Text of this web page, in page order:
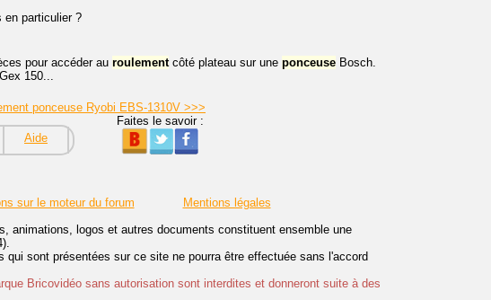
en particulier ?
pour accéder au roulement côté plateau sur une ponceuse Bosch.
150...
ponceuse Ryobi EBS-1310V >>>
Aide
Faites le savoir :
sur le moteur du forum
Mentions légales
animations, logos et autres documents constituent ensemble une
sont présentées sur ce site ne pourra être effectuée sans l'accord
Bricovidéo sans autorisation sont interdites et donneront suite à des